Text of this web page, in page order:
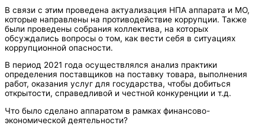
В связи с этим проведена актуализация НПА аппарата и МО,
которые направлены на противодействие коррупции. Также
были проведены собрания коллектива, на которых
обсуждались вопросы о том, как вести себя в ситуациях
коррупционной опасности.
В период 2021 года осуществлялся анализ практики
определения поставщиков на поставку товара, выполнения
работ, оказания услуг для государства, чтобы добиться
открытости, справедливой и честной конкуренции и т.д.
Что было сделано аппаратом в рамках финансово-
экономической деятельности?